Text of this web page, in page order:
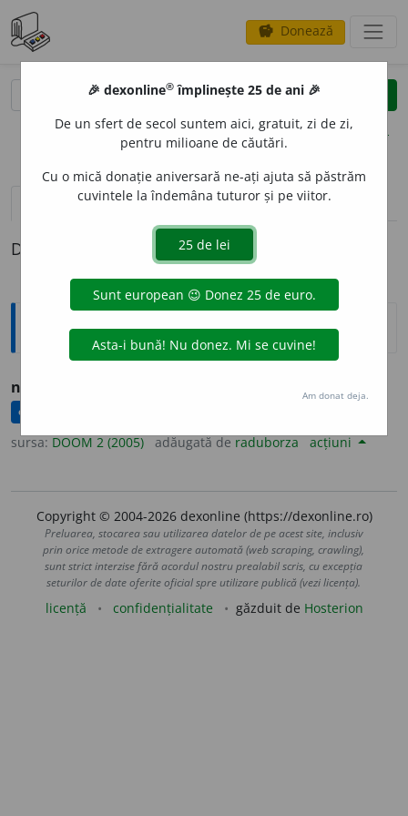
savings Donează
clear
opțiuni
definiții (1) pronunțievolume_up (1)
Definiția cu ID-ul 744898:
Ortografice DOOM
nivel
corectat(ă)
sursa: DOOM 2 (2005) adăugată de raduborza acțiuni
Copyright © 2004-2026 dexonline (https://dexonline.ro)
Preluarea, stocarea sau utilizarea datelor de pe acest site, inclusiv
prin orice metode de extragere automată (web scraping, crawling),
sunt strict interzise fără acordul nostru prealabil scris, cu excepția
seturilor de date oferite oficial spre utilizare publică (vezi licența).
licență confidențialitate găzduit de Hosterion
🎉 dexonline® împlinește 25 de ani 🎉
De un sfert de secol suntem aici, gratuit, zi de zi,
pentru milioane de căutări.
Cu o mică donație aniversară ne-ați ajuta să păstrăm
cuvintele la îndemâna tuturor și pe viitor.
Am donat deja.